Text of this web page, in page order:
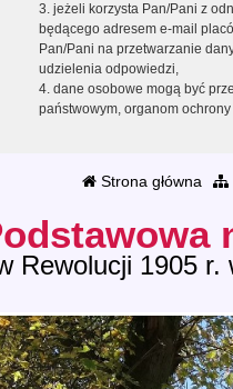
3. jeżeli korzysta Pan/Pani z
będącego adresem e-mail
Pan/Pani na przetwarzanie
udzielenia odpowiedzi,
4. dane osobowe mogą być
państwowym, organom
Strona główna
Rewolucji 1905 r.